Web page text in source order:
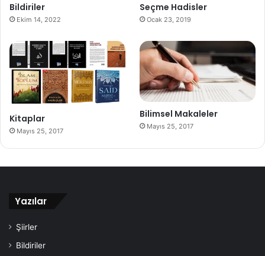
Bildiriler
Ekim 14, 2022
Seçme Hadisler
Ocak 23, 2019
Kitaplar
Mayıs 25, 2017
Bilimsel Makaleler
Mayıs 25, 2017
Yazılar
Şiirler
Bildiriler